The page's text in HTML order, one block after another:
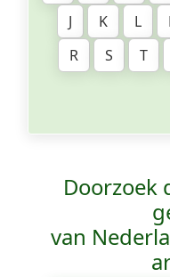
J
K L
R
S T
Doorzoek
van